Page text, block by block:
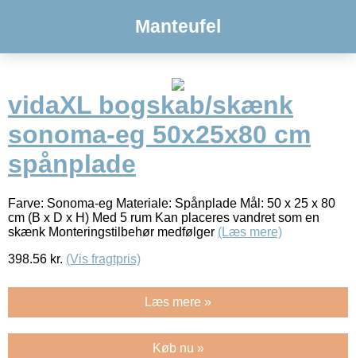
Manteufel
vidaXL bogskab/skænk
sonoma-eg 50x25x80 cm
spånplade
Farve: Sonoma-eg Materiale: Spånplade Mål: 50 x 25 x 80
cm (B x D x H) Med 5 rum Kan placeres vandret som en
skænk Monteringstilbehør medfølger (Læs mere)
398.56 kr. (Vis fragtpris)
Læs mere »
Køb nu »